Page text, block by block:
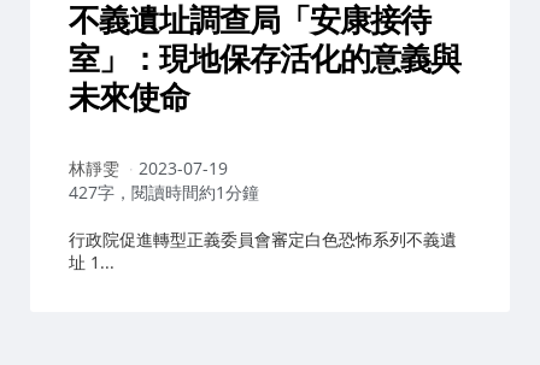
不義遺址調查局「安康接待
室」：現地保存活化的意義與
未來使命
作
者：
林靜雯
2023-07-19
427字，閱讀時間約1分鐘
行政院促進轉型正義委員會審定白色恐怖系列不義遺
址 1...